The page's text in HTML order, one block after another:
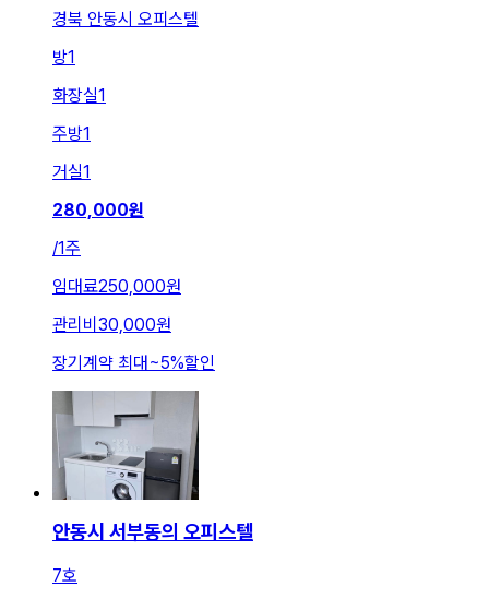
경북 안동시 오피스텔
방1
화장실1
주방1
거실1
280,000원
/1주
임대료250,000원
관리비 30,000원
장기계약 최대~5%할인
안동시 서부동의 오피스텔
7호